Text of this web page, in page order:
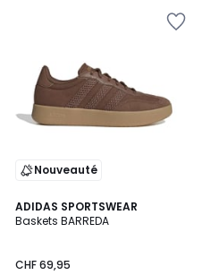
Nouveauté
ADIDAS SPORTSWEAR
Baskets BARREDA
CHF 69,95
4,8
/ 5